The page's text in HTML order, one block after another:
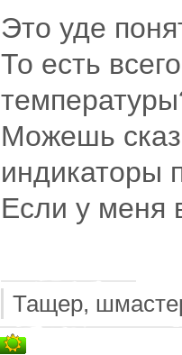
Это уде
То есть
Можешь
индикаторы
Если у меня
Тащер,